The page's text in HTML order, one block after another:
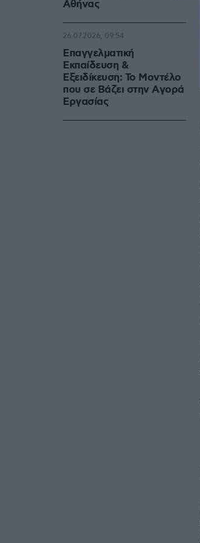
Αθήνας
Επαγγελματική
Εκπαίδευση &
Εξειδίκευση: Το Mοντέλο
που σε Bάζει στην Aγορά
Eργασίας
26.07.2026, 09:54